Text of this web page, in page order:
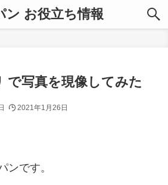
ン お役立ち情報
で写真を現像してみた
2021年1月26日
ンです。